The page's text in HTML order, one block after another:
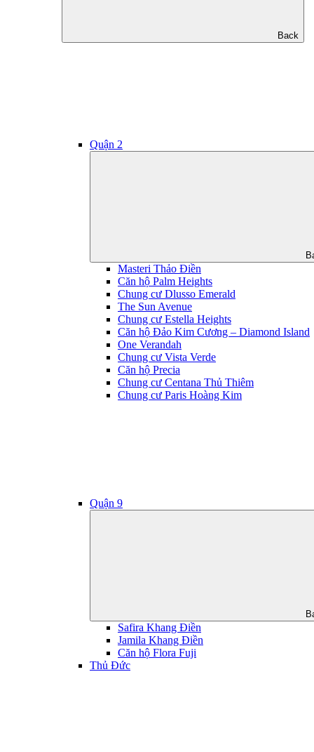
Back
Quận 2
Masteri Thảo Điền
Căn hộ Palm Heights
Chung cư Dlusso Emerald
The Sun Avenue
Chung cư Estella Heights
Căn hộ Đảo Kim Cương – Diamond Island
One Verandah
Chung cư Vista Verde
Căn hộ Precia
Chung cư Centana Thủ Thiêm
Chung cư Paris Hoàng Kim
Quận 9
Safira Khang Điền
Jamila Khang Điền
Căn hộ Flora Fuji
Thủ Đức